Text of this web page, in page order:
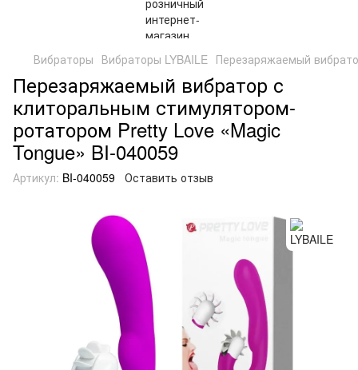
Вибраторы Вибраторы LYBAILE Перезаряжаемый
Перезаряжаемый вибратор с
клиторальным стимулятором-
ротатором Pretty Love «Magic
Tongue» BI-040059
Артикул: BI-040059 Оставить отзыв